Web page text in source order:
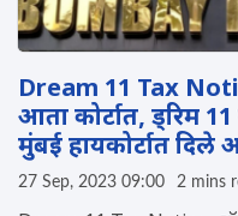
Dream 11 Tax
आता कोर्टात, ड्रिम
मुंबई हायकोर्टात दिले
27 Sep, 2023 09:00 2 mins